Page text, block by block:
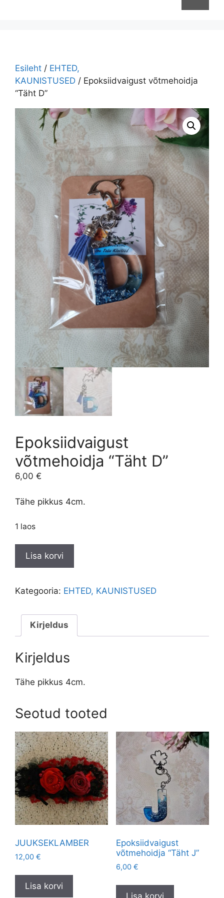
Esileht / EHTED,
KAUNISTUSED / Epoksiidvaigust võtmehoidja
“Täht D”
Epoksiidvaigust
võtmehoidja “Täht D”
6,00 €
Tähe pikkus 4cm.
1 laos
võtmehoidja
D”
Lisa korvi
Kategooria: EHTED, KAUNISTUSED
Kirjeldus
Kirjeldus
Tähe pikkus 4cm.
Seotud tooted
JUUKSEKLAMBER
12,00 €
Lisa korvi
Epoksiidvaigust
võtmehoidja “Täht J”
6,00 €
Lisa korvi